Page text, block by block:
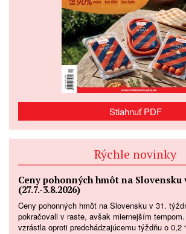
Stiahnuť PDF
Rýchle novinky
Ceny pohonných hmôt na Slovensku
(27.7.-3.8.2026)
Ceny pohonných hmôt na Slovensku v 31.
pokračovali v raste, avšak miernejším
vzrástla oproti predchádzajúcemu týždňu o 0,2